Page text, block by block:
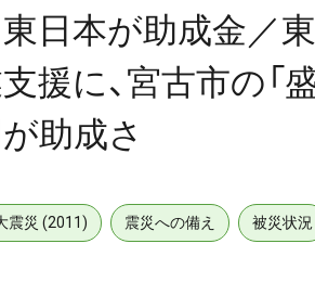
東日本が助成金／
援に、宮古市の「
助成さ
震災 (2011) 震災への備え 被災状況